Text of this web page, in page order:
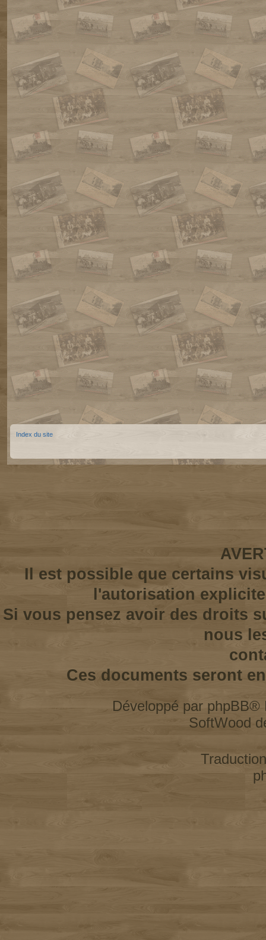
Index du site
Il est possible que certains
l'autorisation
Si vous pensez avoir des droits
nous
Ces documents seront
Développé par phpBB®
SoftWood